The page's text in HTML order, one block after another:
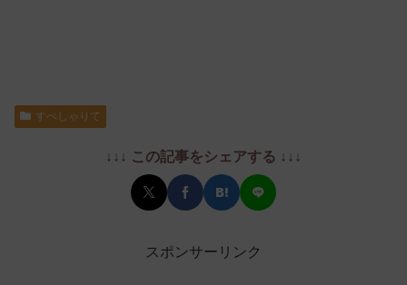
すぺしゃりて
↓↓↓ この記事をシェアする ↓↓↓
スポンサーリンク